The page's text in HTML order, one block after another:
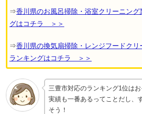
⇒香川県のお風呂掃除・浴室クリーニン
グはコチラ ＞＞
⇒香川県の換気扇掃除・レンジフードク
ランキングはコチラ ＞＞
三豊市対応のランキング1位は
実績も一番あるってことだし、
そう！